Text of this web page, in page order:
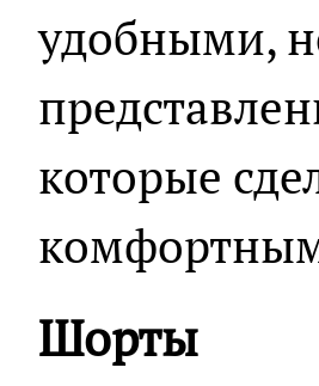
удобными,
которые
Шорты